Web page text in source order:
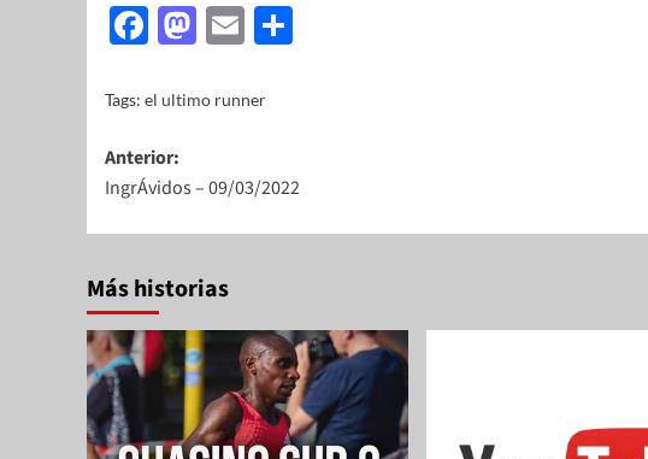
Facebook
Mastodon
Email
Tags: el ultimo runner
Anterior:
IngrÁvidos – 09/03/2022
Más historias